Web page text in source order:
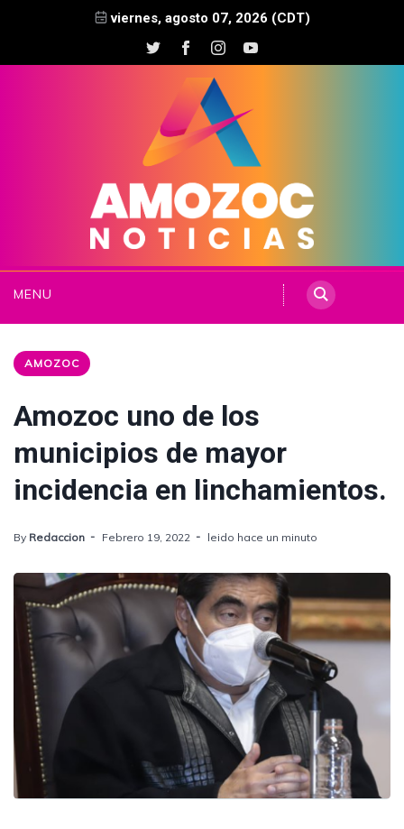
viernes, agosto 07, 2026 (CDT)
MENU
AMOZOC
Amozoc uno de los
municipios de mayor
incidencia en linchamientos.
By Redaccion Febrero 19, 2022 leido hace un minuto